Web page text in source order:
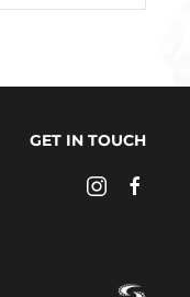
GET IN TOUCH